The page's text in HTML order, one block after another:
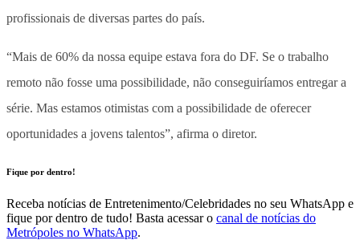
profissionais de diversas partes do país.
“Mais de 60% da nossa equipe estava fora do DF. Se o trabalho
remoto não fosse uma possibilidade, não conseguiríamos entregar a
série. Mas estamos otimistas com a possibilidade de oferecer
oportunidades a jovens talentos”, afirma o diretor.
Fique por dentro!
Receba notícias de Entretenimento/Celebridades no seu WhatsApp e
fique por dentro de tudo! Basta acessar o canal de notícias do
Metrópoles no WhatsApp.